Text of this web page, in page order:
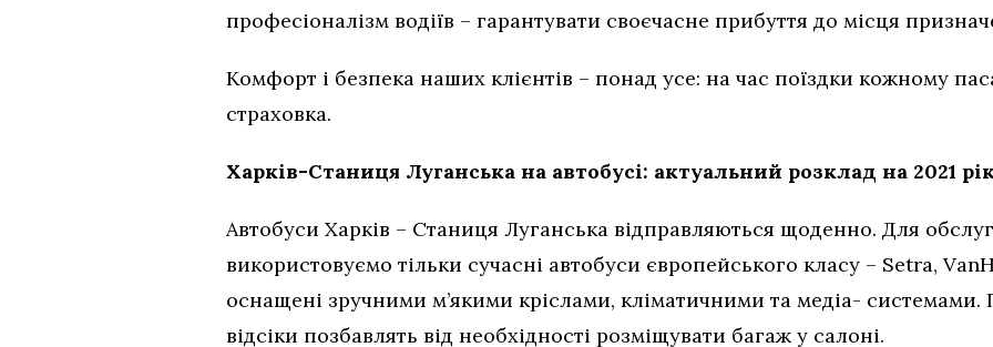
професіоналізм водіїв – гарантувати своєчасне прибуття до місця
Комфорт і безпека наших клієнтів – понад усе: на час поїздки кожному
страховка.
Харків-Станиця Луганська на автобусі: актуальний розклад на 2021
Автобуси Харків – Станиця Луганська відправляються щоденно. Для
використовуємо тільки сучасні автобуси європейського класу – Setra,
оснащені зручними м’якими кріслами, кліматичними та медіа- системами.
відсіки позбавлять від необхідності розміщувати багаж у салоні.